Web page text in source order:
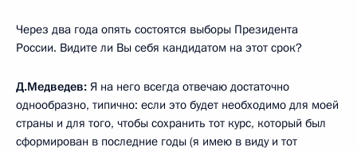
Через два года опять состоятся выборы Президента
России. Видите ли Вы себя кандидатом на этот срок?
Д.Медведев: Я на него всегда отвечаю достаточно
однообразно, типично: если это будет необходимо для моей
страны и для того, чтобы сохранить тот курс, который был
сформирован в последние годы (я имею в виду и тот